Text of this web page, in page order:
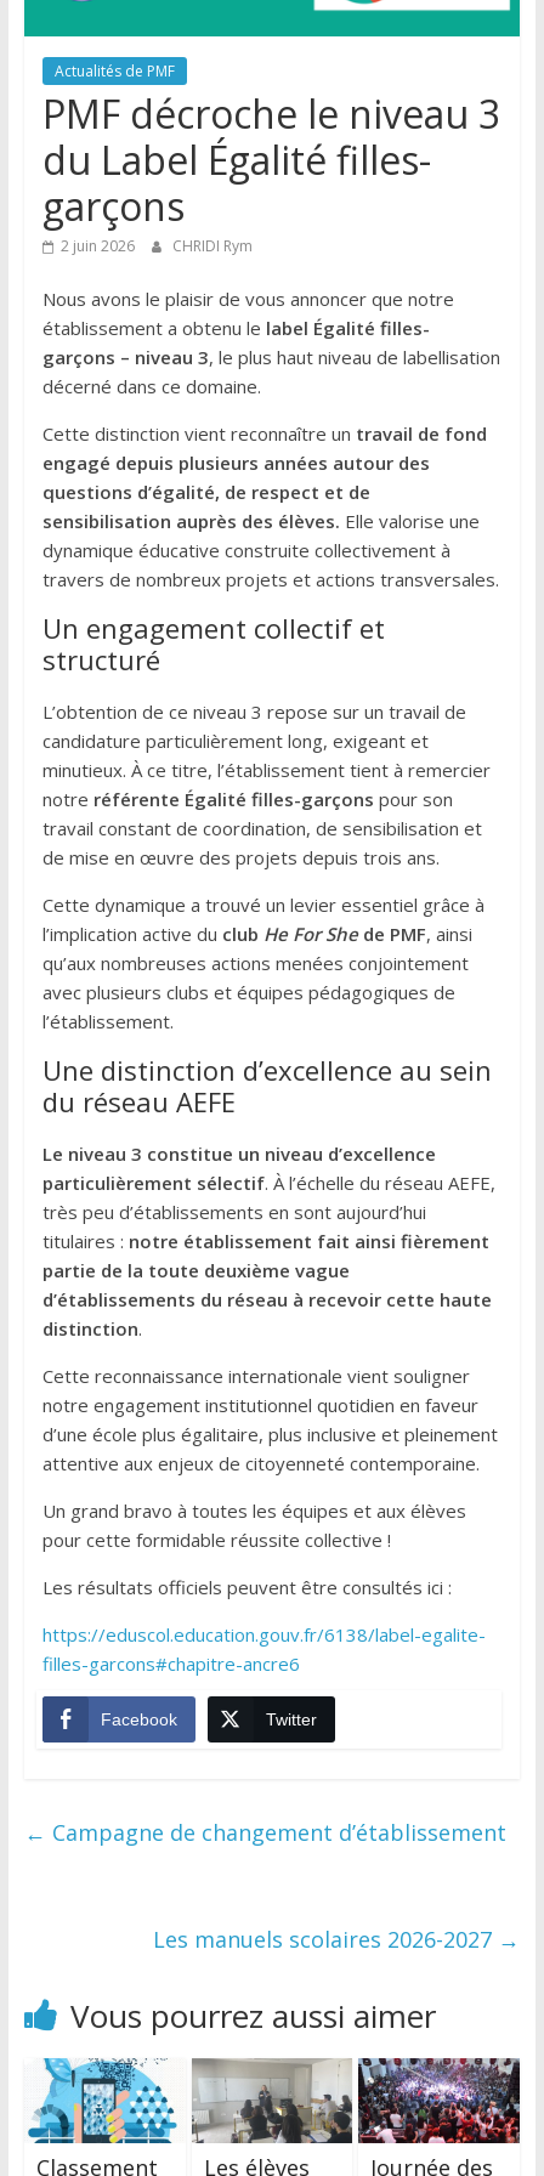
Actualités de PMF
PMF décroche le niveau 3
du Label Égalité filles-
garçons
2 juin 2026 CHRIDI Rym
Nous avons le plaisir de vous annoncer que notre
établissement a obtenu le label Égalité filles-
garçons – niveau 3, le plus haut niveau de labellisation
décerné dans ce domaine.
Cette distinction vient reconnaître un travail de fond
engagé depuis plusieurs années autour des
questions d’égalité, de respect et de
sensibilisation auprès des élèves. Elle valorise une
dynamique éducative construite collectivement à
travers de nombreux projets et actions transversales.
Un engagement collectif et
structuré
L’obtention de ce niveau 3 repose sur un travail de
candidature particulièrement long, exigeant et
minutieux. À ce titre, l’établissement tient à remercier
notre référente Égalité filles-garçons pour son
travail constant de coordination, de sensibilisation et
de mise en œuvre des projets depuis trois ans.
Cette dynamique a trouvé un levier essentiel grâce à
l’implication active du club He For Shede PMF, ainsi
qu’aux nombreuses actions menées conjointement
avec plusieurs clubs et équipes pédagogiques de
l’établissement.
Une distinction d’excellence au sein
du réseau AEFE
Le niveau 3 constitue un niveau d’excellence
particulièrement sélectif. À l’échelle du réseau AEFE,
très peu d’établissements en sont aujourd’hui
titulaires : notre établissement fait ainsi fièrement
partie de la toute deuxième vague
d’établissements du réseau à recevoir cette haute
distinction.
Cette reconnaissance internationale vient souligner
notre engagement institutionnel quotidien en faveur
d’une école plus égalitaire, plus inclusive et pleinement
attentive aux enjeux de citoyenneté contemporaine.
Un grand bravo à toutes les équipes et aux élèves
pour cette formidable réussite collective !
Les résultats officiels peuvent être consultés ici :
https://eduscol.education.gouv.fr/6138/label-egalite-
filles-garcons#chapitre-ancre6
Facebook Twitter
← Campagne de changement d’établissement
Les manuels scolaires 2026-2027 →
Vous pourrez aussi aimer
Classement Les élèves Journée des